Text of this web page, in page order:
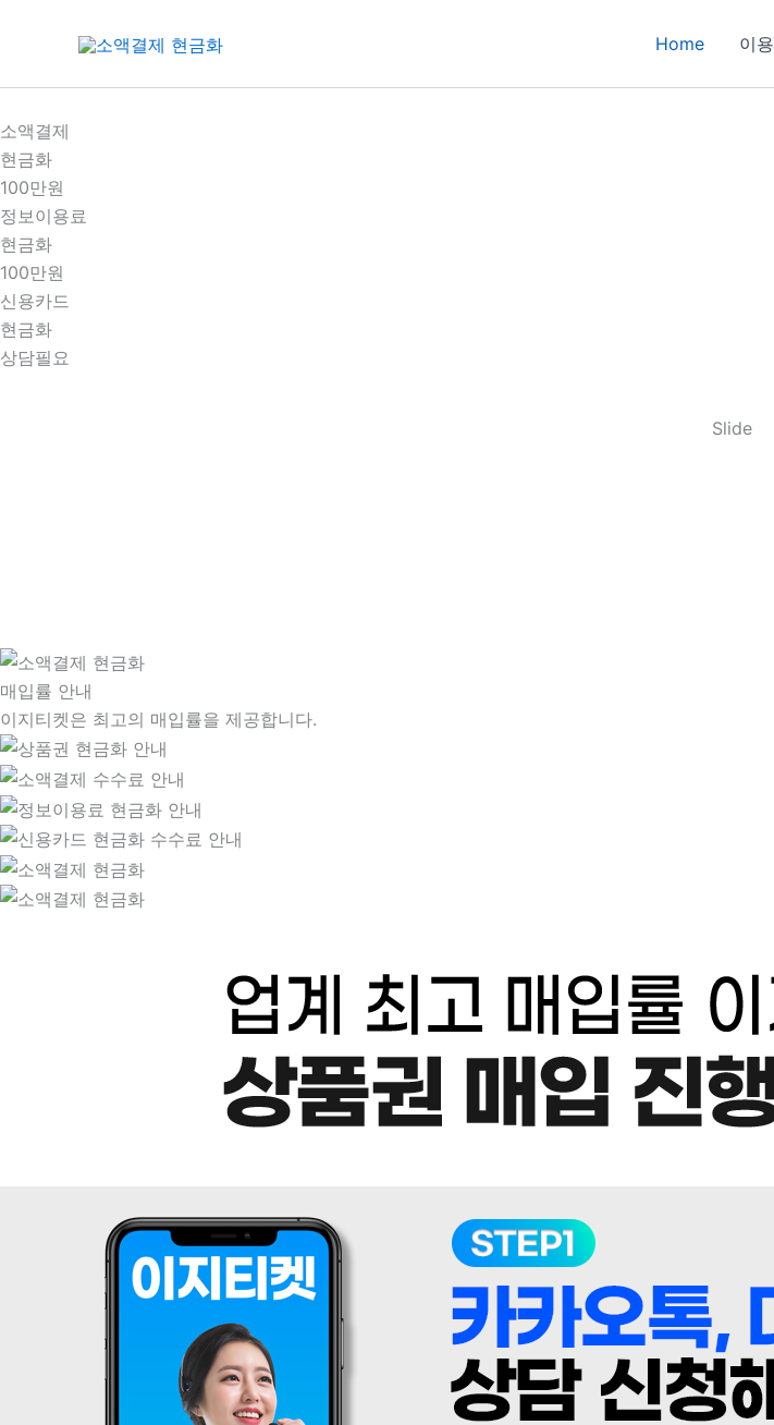
건
너
뛰
기
Home 이
소액결제
현금화
100만원
정보이용료
현금화
100만원
신용카드
현금화
상담필요
Slide
매입률 안내
이지티켓은 최고의 매입률을 제공합니다.